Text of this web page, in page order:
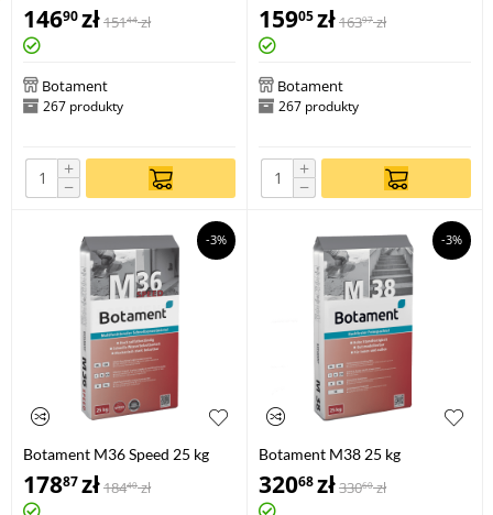
14690zł15144 zł
Botament
267 produkty
+
−
15905zł16397 zł
Botament
267 produkty
+
−
-3%
Botament M36 Speed 25 kg
17887zł18440 zł
-3%
Botament M38 25 kg
32068zł33060 zł